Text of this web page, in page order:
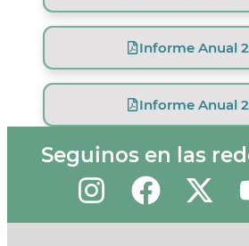
Informe Anual
Informe Anual
Seguinos en las